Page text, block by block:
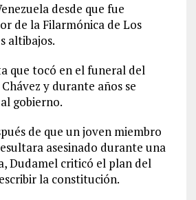
desde que fue
de la Filarmónica de Los
altibajos.
que tocó en el funeral del
y durante años se
gobierno.
de que un joven miembro
asesinado durante una
Dudamel criticó el plan del
la constitución.